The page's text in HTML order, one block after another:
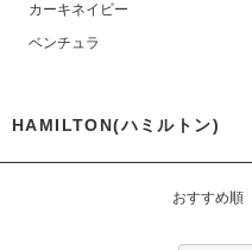
カーキネイビー
ベンチュラ
HAMILTON(ハミルトン)
おすすめ順